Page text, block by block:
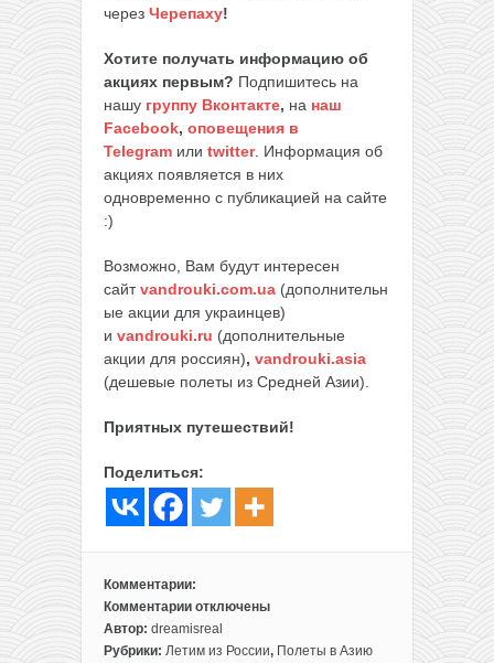
через Черепаху!
Хотите получать информацию об
акциях первым? Подпишитесь на
нашу группу Вконтакте, на наш
Facebook, оповещения в
Telegram или twitter. Информация об
акциях появляется в них
одновременно с публикацией на сайте
:)
Возможно, Вам будут интересен
сайтvandrouki.com.ua (дополнительн
ые акции для украинцев)
и vandrouki.ru (дополнительные
акции для россиян), vandrouki.asia
(дешевые полеты из Средней Азии).
Приятных путешествий!
Поделиться:
Комментарии:
Комментарии
к
записи
отключены
Автор: dreamisreal
Рубрики: Летим из России, Полеты в Азию